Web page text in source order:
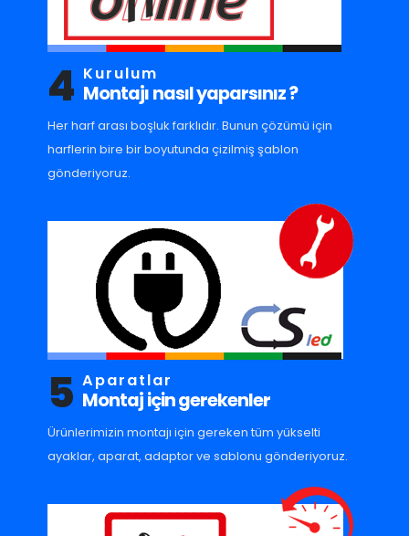
4 Kurulum
Montajı nasıl yaparsınız ?
Her harf arası boşluk farklıdır. Bunun çözümü için
harflerin bire bir boyutunda çizilmiş şablon
gönderiyoruz.
5 Aparatlar
Montaj için gerekenler
Ürünlerimizin montajı için gereken tüm yükselti
ayaklar, aparat, adaptor ve sablonu gönderiyoruz.